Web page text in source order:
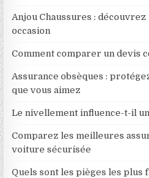
Anjou Chaussures :
occasion
Comment comparer un devis
Assurance obsèques :
que vous aimez
Le nivellement influence-t-il
Comparez les meilleures
voiture sécurisée
Quels sont les pièges les plus